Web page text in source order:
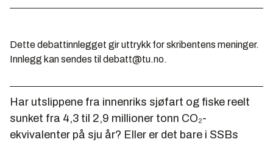
Dette debattinnlegget gir uttrykk for skribentens meninger.
Innlegg kan sendes til debatt@tu.no.
Har utslippene fra innenriks sjøfart og fiske reelt
sunket fra 4,3 til 2,9 millioner tonn CO₂-
ekvivalenter på sju år? Eller er det bare i SSBs